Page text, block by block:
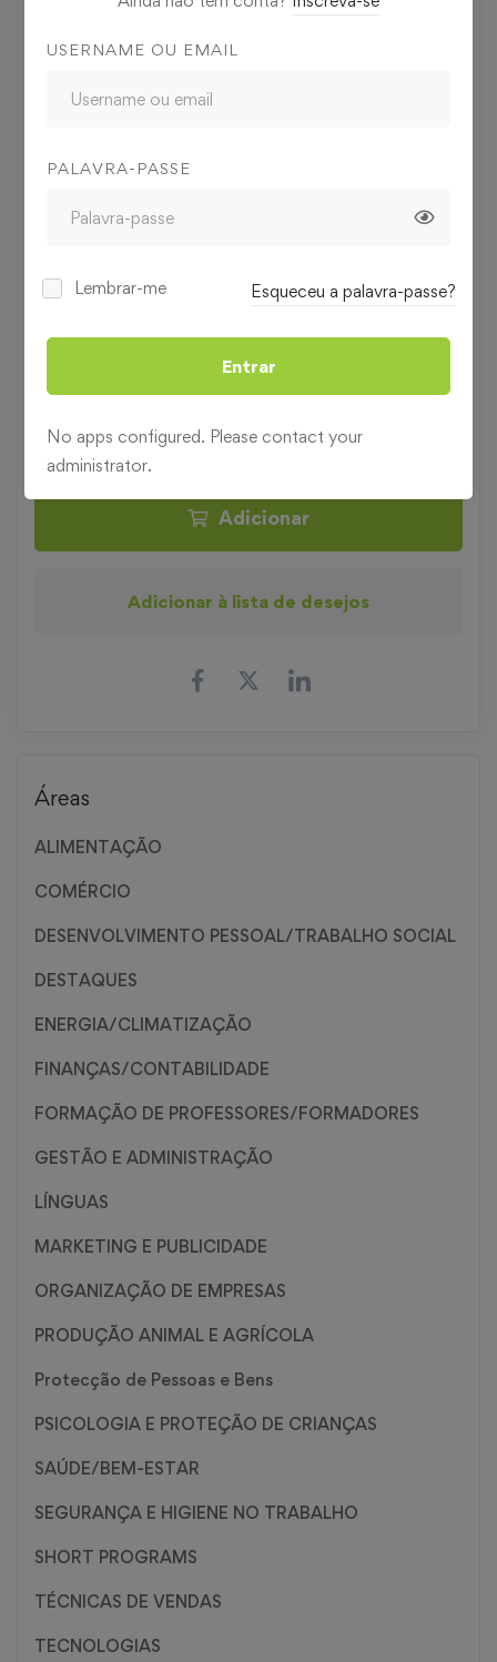
189,00 € 210
Pedir informações
Fazer uma Pré-Inscrição
Adicionar
Adicionar à lista de desejos
Áreas
ALIMENTAÇÃO
COMÉRCIO
DESENVOLVIMENTO PESSOAL/TRABALHO SOCIAL
DESTAQUES
ENERGIA/CLIMATIZAÇÃO
FINANÇAS/CONTABILIDADE
FORMAÇÃO DE PROFESSORES/FORMADORES
GESTÃO E ADMINISTRAÇÃO
LÍNGUAS
MARKETING E PUBLICIDADE
ORGANIZAÇÃO DE EMPRESAS
PRODUÇÃO ANIMAL E AGRÍCOLA
Protecção de Pessoas e Bens
PSICOLOGIA E PROTEÇÃO DE CRIANÇAS
SAÚDE/BEM-ESTAR
SEGURANÇA E HIGIENE NO TRABALHO
SHORT PROGRAMS
TÉCNICAS DE VENDAS
TECNOLOGIAS
USERNAME OU EMAIL
PALAVRA-PASSE
Lembrar-me Esqueceu a palavra-passe?
Entrar
No apps configured. Please contact your
administrator.